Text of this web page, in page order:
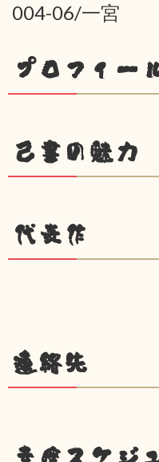
004-06/一宮
プロフィー
己書の魅力
代表作
連絡先